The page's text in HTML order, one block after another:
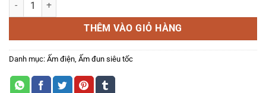
THÊM VÀO GIỎ HÀNG
Danh mục: Ấm điện, Ấm đun siêu tốc